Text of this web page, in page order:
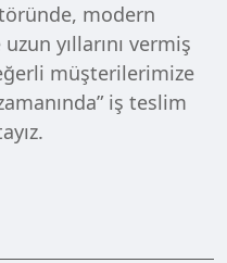
modern
yıllarını vermiş
müşterilerimize
iş teslim